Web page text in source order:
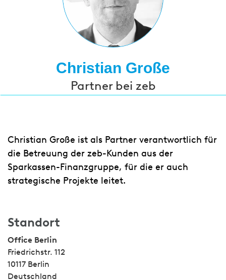
Christian Große
Partner bei zeb
Christian Große ist als Partner verantwortlich für
die Betreuung der zeb-Kunden aus der
Sparkassen-Finanzgruppe, für die er auch
strategische Projekte leitet.
Standort
Office Berlin
Friedrichstr. 112
10117 Berlin
Deutschland